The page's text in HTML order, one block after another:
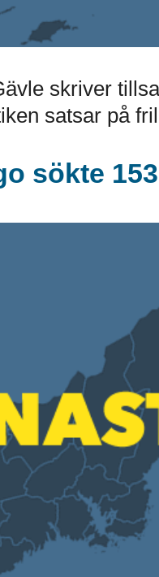
skriver
satsar på
sökte